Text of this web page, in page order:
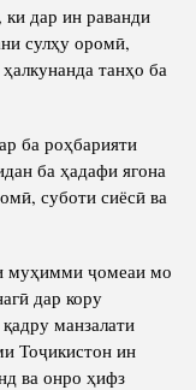
дар ин раванди
сулҳу оромӣ,
танҳо ба
ба роҳбарияти
ба ҳадафи ягона
суботи сиёсӣ ва
муҳимми ҷомеаи мо
дар кору
манзалати
Тоҷикистон ин
ва онро ҳифз